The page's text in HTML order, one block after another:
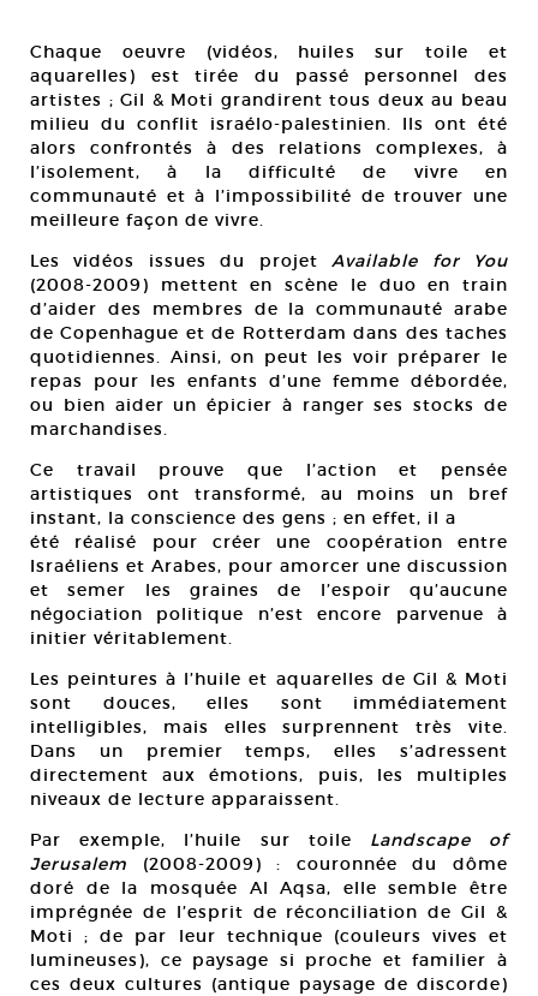
Chaque oeuvre (vidéos, huiles sur toile et
aquarelles) est tirée du passé personnel des
artistes ; Gil & Moti grandirent tous deux au beau
milieu du conflit israélo-palestinien. Ils ont été
alors confrontés à des relations complexes, à
l’isolement, à la difficulté de vivre en
communauté et à l’impossibilité de trouver une
meilleure façon de vivre.
Les vidéos issues du projetAvailable for You
(2008-2009) mettent en scène le duo en train
d’aider des membres de la communauté arabe
de Copenhague et de Rotterdam dans des taches
quotidiennes. Ainsi, on peut les voir préparer le
repas pour les enfants d’une femme débordée,
ou bien aider un épicier à ranger ses stocks de
marchandises.
Ce travail prouve que l’action et pensée
artistiques ont transformé, au moins un bref
instant, la conscience des gens ; en effet, il a
été réalisé pour créer une coopération entre
Israéliens et Arabes, pour amorcer une discussion
et semer les graines de l’espoir qu’aucune
négociation politique n’est encore parvenue à
initier véritablement.
Les peintures à l’huile et aquarelles de Gil & Moti
sont douces, elles sont immédiatement
intelligibles, mais elles surprennent très vite.
Dans un premier temps, elles s’adressent
directement aux émotions, puis, les multiples
niveaux de lecture apparaissent.
Par exemple, l’huile sur toile Landscape of
Jerusalem (2008-2009) : couronnée du dôme
doré de la mosquée Al Aqsa, elle semble être
imprégnée de l’esprit de réconciliation de Gil &
Moti ; de par leur technique (couleurs vives et
lumineuses), ce paysage si proche et familier à
ces deux cultures (antique paysage de discorde)